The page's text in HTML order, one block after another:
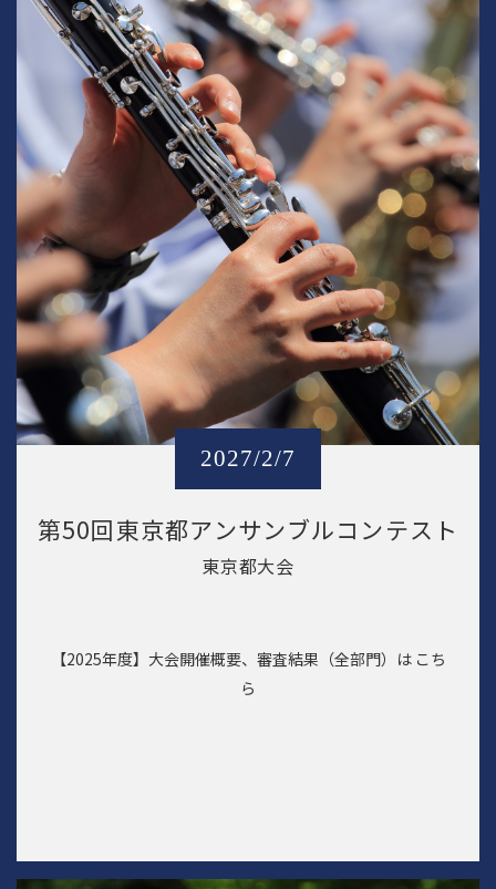
2027/2/7
第50回東京都アンサンブルコンテスト
東京都大会
【2025年度】大会開催概要、審査結果（全部門）は こち
ら